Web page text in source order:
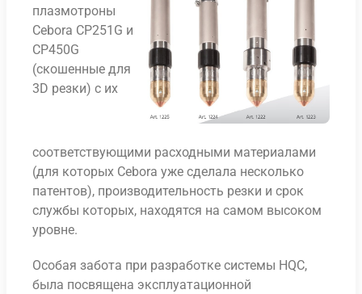
плазмотроны
Cebora CP251G и
CP450G
(скошенные для
3D резки) с их
соответствующими расходными материалами
(для которых Cebora уже сделала несколько
патентов), производительность резки и срок
службы которых, находятся на самом высоком
уровне.
Особая забота при разработке системы HQC,
была посвящена эксплуатационной